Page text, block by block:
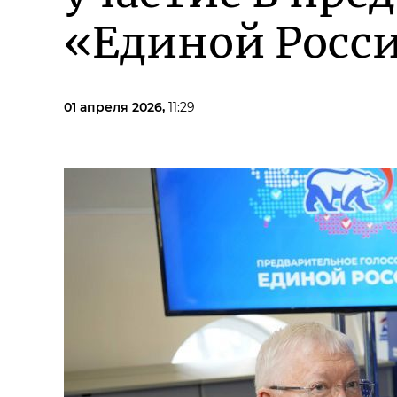
«Единой
01 апреля 2026, 11:29